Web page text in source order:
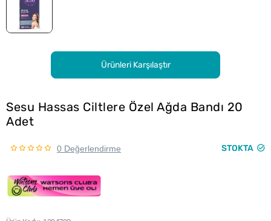
Ürünleri Karşılaştır
Sesu Hassas Ciltlere Özel Ağda Bandı 20
Adet
0 Değerlendirme STOKTA